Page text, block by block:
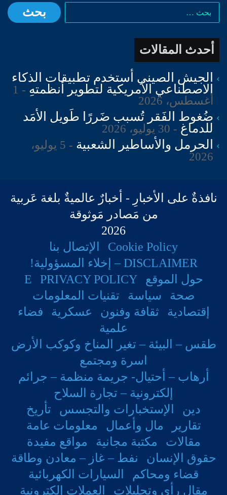
البحث
عن:
أحدث المقالات
الجيش الصيني أستخدم تطبيقات الذكاء
الاصطناعي الأمريكية لتطوير أنظمتهِ
1
أغسطس، 2026
ضُغوط الفَقر تُسبب ضَررًا طَويل الأمَد
للدماغ
30 يوليو، 2026
الحرمل والأساطير الشعبية
5 يوليو،
2026
نافذةٌ على الأخبارِ - أخبارٌ عالميةٌ بلغة عَربية
من مَصادر مَوثوقة
2026
Cookie Policy
الإتصال بنا
DISCLAIMER – إخلاء المسؤولية!
حول الموقع
PRIVACY POLICY
E
صحة
سياسة
تقنيات المعلومات
إقتصادية
ثقافة وفنون عسكرية
فضاء
علمية
طقس – البيئة – تغير المناخ وكوكب الأرض
اسرة ومجتمع
أرهاب – أحتيال- جريمة منظمة – جرائم
إلكترونية – تجارة السلاح
دين
الإستخبارات والتجسس
تأريخ
تقارير
مال وأعمال
معلومات عامة
مقالات
مكتبة مجانية
مواقع مفيدة
حقوق الإنسان
نفط – غاز – معادن وطاقة
قضاء ومحاكم
السيارات الكهربائية
مقال رأي وتحليلات
العملات إلكترونية